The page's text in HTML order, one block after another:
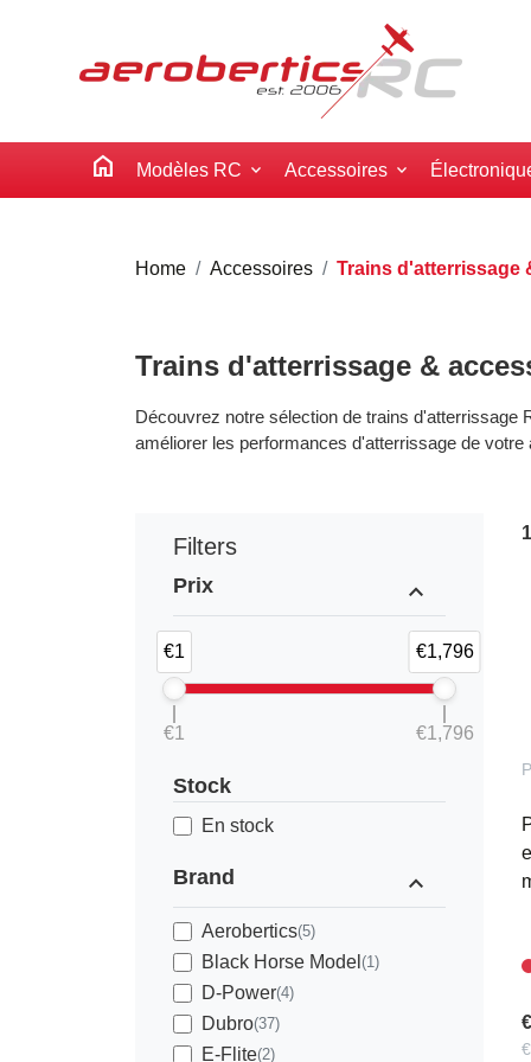
home Modèles RC Accessoires
Home Accessoires Trains d'atterrissage
Trains d'atterrissage &
Découvrez notre sélection de trains
améliorer les performances d'atterrissage de votre
Filters
Prix expand_less
€1 €1,796
€1 €1,796
Stock
En stock
Brand expand_less
Aerobertics(5)
Black Horse Model (1)
D-Power(4)
Dubro(37)
E-Flite(2)